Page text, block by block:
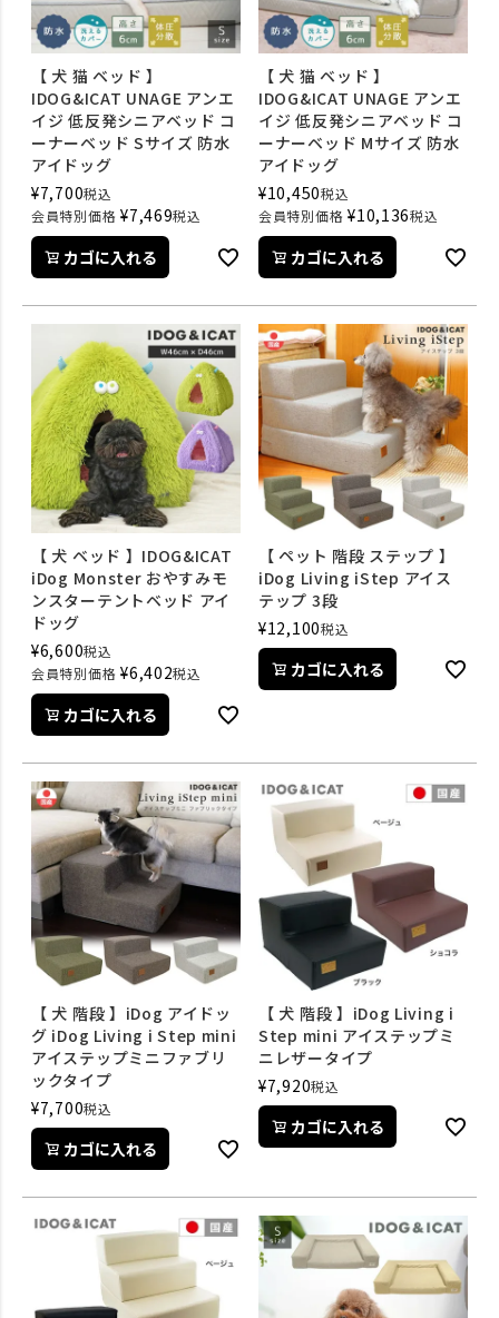
【 犬 猫 ベッド 】
IDOG&ICAT UNAGE アンエ
イジ 低反発シニアベッド コ
ーナーベッド Sサイズ 防水
アイドッグ
¥7,700税込
会員特別価格 ¥7,469税込
カゴに入れる
【 犬 猫 ベッド 】
IDOG&ICAT UNAGE アンエ
イジ 低反発シニアベッド コ
ーナーベッド Mサイズ 防水
アイドッグ
¥10,450税込
会員特別価格 ¥10,136税込
カゴに入れる
【 犬 ベッド 】IDOG&ICAT
iDog Monster おやすみモ
ンスターテントベッド アイ
ドッグ
¥6,600税込
会員特別価格 ¥6,402税込
カゴに入れる
【 ペット 階段 ステップ 】
iDog Living iStep アイス
テップ 3段
¥12,100税込
カゴに入れる
【 犬 階段 】iDog アイドッ
グ iDog Living i Step mini
アイステップミニファブリ
ックタイプ
¥7,700税込
カゴに入れる
【 犬 階段 】iDog Living i
Step mini アイステップミ
ニレザータイプ
¥7,920税込
カゴに入れる